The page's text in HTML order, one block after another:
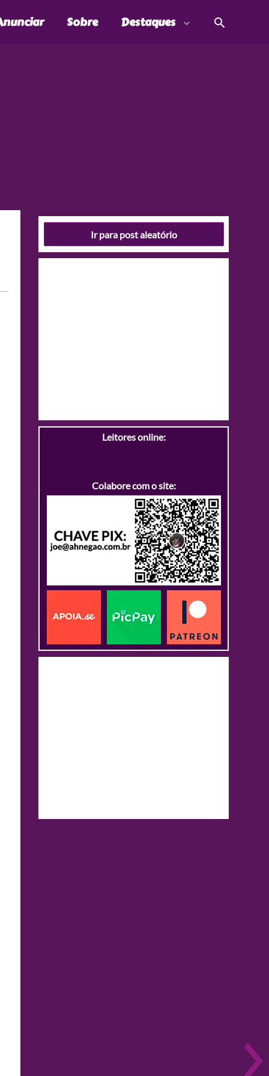
Sobre Destaques
Ir para post aleatório
Leitores online:
Colabore com o site: